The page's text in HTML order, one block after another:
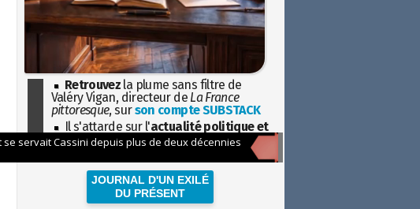
Retrouvez la plume sans filtre de
Valéry Vigan, directeur de La France
pittoresque, surson compte SUBSTACK
Il s'attarde sur l'actualité politique et
sociétaleavec la hauteur de vue de
JOURNAL D'UN EXILÉ
DU PRÉSENT